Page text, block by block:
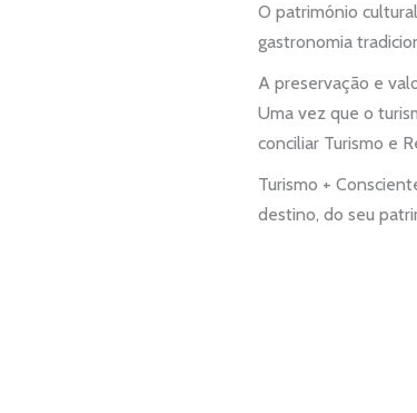
O património
gastronomia
A preservação e
Uma vez que o
conciliar Turismo e
Turismo +
destino, do seu